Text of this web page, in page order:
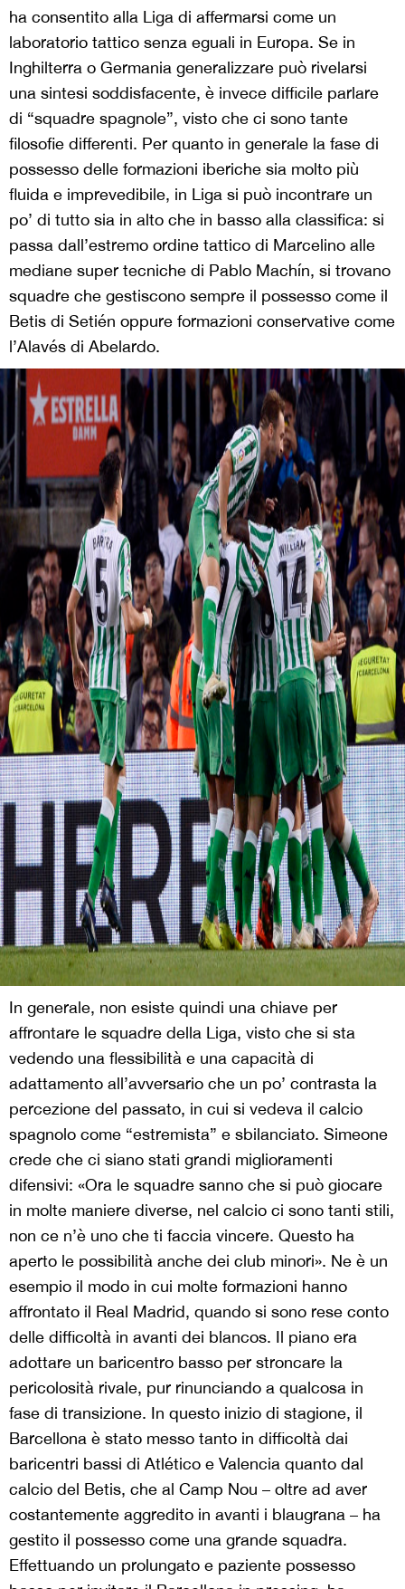
ha consentito alla Liga di affermarsi come un
laboratorio tattico senza eguali in Europa. Se in
Inghilterra o Germania generalizzare può rivelarsi
una sintesi soddisfacente, è invece difficile parlare
di “squadre spagnole”, visto che ci sono tante
filosofie differenti. Per quanto in generale la fase di
possesso delle formazioni iberiche sia molto più
fluida e imprevedibile, in Liga si può incontrare un
po’ di tutto sia in alto che in basso alla classifica: si
passa dall’estremo ordine tattico di Marcelino alle
mediane super tecniche di Pablo Machín, si trovano
squadre che gestiscono sempre il possesso come il
Betis di Setién oppure formazioni conservative come
l’Alavés di Abelardo.
In generale, non esiste quindi una chiave per
affrontare le squadre della Liga, visto che si sta
vedendo una flessibilità e una capacità di
adattamento all’avversario che un po’ contrasta la
percezione del passato, in cui si vedeva il calcio
spagnolo come “estremista” e sbilanciato. Simeone
crede che ci siano stati grandi miglioramenti
difensivi: «Ora le squadre sanno che si può giocare
in molte maniere diverse, nel calcio ci sono tanti stili,
non ce n’è uno che ti faccia vincere. Questo ha
aperto le possibilità anche dei club minori». Ne è un
esempio il modo in cui molte formazioni hanno
affrontato il Real Madrid, quando si sono rese conto
delle difficoltà in avanti dei blancos. Il piano era
adottare un baricentro basso per stroncare la
pericolosità rivale, pur rinunciando a qualcosa in
fase di transizione. In questo inizio di stagione, il
Barcellona è stato messo tanto in difficoltà dai
baricentri bassi di Atlético e Valencia quanto dal
calcio del Betis, che al Camp Nou – oltre ad aver
costantemente aggredito in avanti i blaugrana – ha
gestito il possesso come una grande squadra.
Effettuando un prolungato e paziente possesso